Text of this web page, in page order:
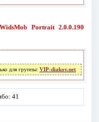
Portrait 2.0.0.190
для группы: VIP-diakov.net
41